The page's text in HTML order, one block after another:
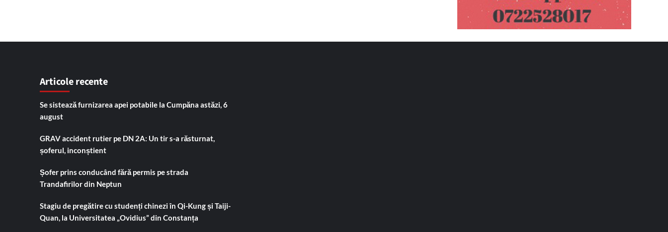
Articole recente
Se sistează furnizarea apei potabile la Cumpăna astăzi, 6
august
GRAV accident rutier pe DN 2A: Un tir s-a răsturnat,
șoferul, inconștient
Șofer prins conducând fără permis pe strada
Trandafirilor din Neptun
Stagiu de pregătire cu studenți chinezi în Qi-Kung și Taiji-
Quan, la Universitatea „Ovidius” din Constanța